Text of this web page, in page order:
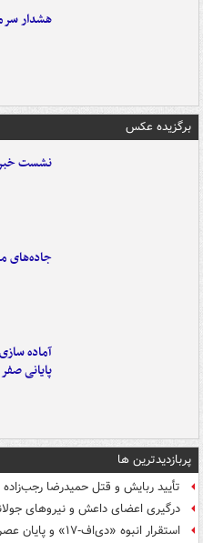
هشدار
برگزیده عکس
نشست
جاده‌های
آماده
پایانی صفر
پربازدیدترین ها
تأیید ربایش و قتل حمیدرضا رجب‌زاده
درگیری اعضای داعش و نیروهای
استقرار انبوه «دی‌اف‑۱۷» و پایان عصر پدافند آمریکا +عکس